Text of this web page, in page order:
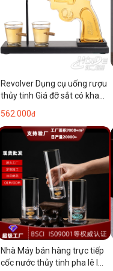
Revolver Dụng cụ uống rượu
thủy tinh Giá đỡ sắt có khay
tạo súng lục rượu whisky
562.000đ
Nhà Máy bán hàng trực tiếp
cốc nước thủy tinh pha lê lá